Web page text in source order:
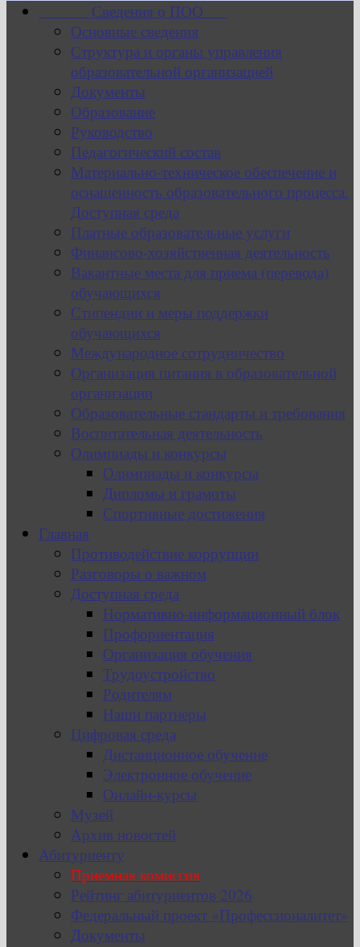
Сведения о ПОО
Основные сведения
Структура и органы управления
образовательной организацией
Документы
Образование
Руководство
Педагогический состав
Материально-техническое обеспечение и
оснащенность образовательного процесса.
Доступная среда
Платные образовательные услуги
Финансово-хозяйственная деятельность
Вакантные места для приема (перевода)
обучающихся
Стипендии и меры поддержки
обучающихся
Международное сотрудничество
Организация питания в образовательной
организации
Образовательные стандарты и требования
Воспитательная деятельность
Олимпиады и конкурсы
Олимпиады и конкурсы
Дипломы и грамоты
Спортивные достижения
Главная
Противодействие коррупции
Разговоры о важном
Доступная среда
Нормативно-информационный блок
Профориентация
Организация обучения
Трудоустройство
Родителям
Наши партнеры
Цифровая среда
Дистанционное обучение
Электронное обучение
Онлайн-курсы
Музей
Архив новостей
Абитуриенту
Приемная комиссия
Рейтинг абитуриентов 2026
Федеральный проект «Профессионалитет»
Документы